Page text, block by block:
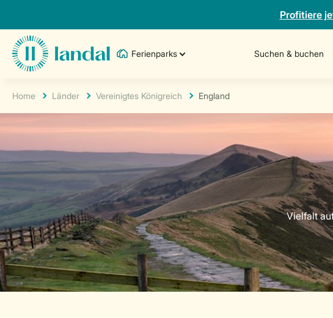
Profitiere
Ferienparks Suchen & buchen
Home Länder Vereinigtes Königreich England